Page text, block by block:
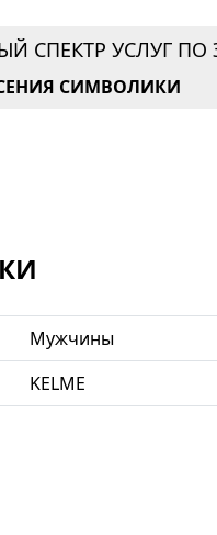
СПЕКТР УСЛУГ
СИМВОЛИКИ
Мужчины
KELME